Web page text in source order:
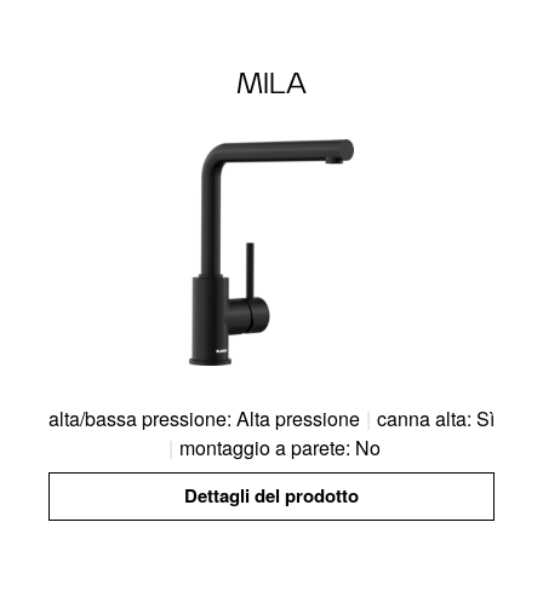
MILA
alta/bassa pressione: Alta pressione | canna alta: Sì
| montaggio a parete: No
Dettagli del prodotto